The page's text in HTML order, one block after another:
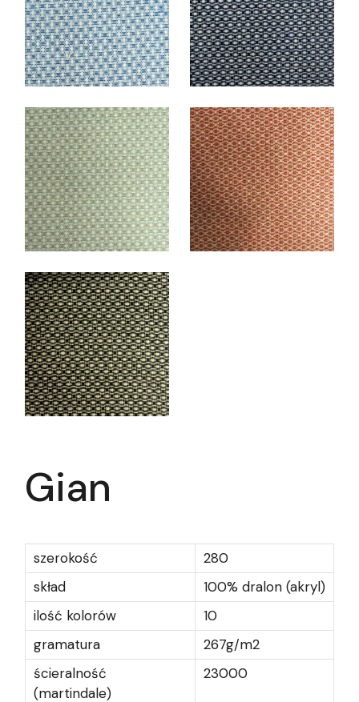
Gian
szerokość
280
skład
100% dralon (akryl)
ilość kolorów
10
gramatura
267g/m2
ścieralność
(martindale)
23000